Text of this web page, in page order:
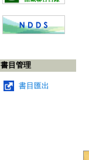
書目管理
書目匯出